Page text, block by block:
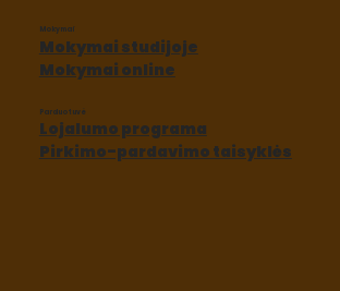
Parduotuvė
Lojalumo programa
Pirkimo-pardavimo taisyklės
Mokymai
Mokymai studijoje
Mokymai online